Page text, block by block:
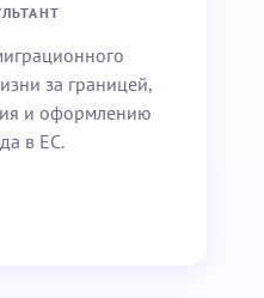
за границей,
и оформлению
в ЕС.